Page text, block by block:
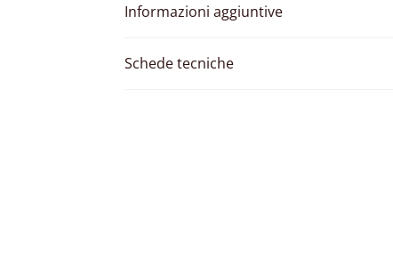
Informazioni aggiuntive
Schede tecniche